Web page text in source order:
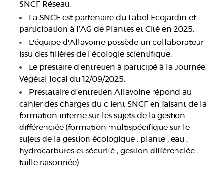
SNCF Réseau.
La SNCF est partenaire du Label Ecojardin et
participation à l’AG de Plantes et Cité en 2025.
L'équipe d'Allavoine possède un collaborateur
issu des filières de l'écologie scientifique.
Le prestaire d’entretien à participé à la Journée
Végétal local du 12/09/2025.
Prestataire d’entretien Allavoine répond au
cahier des charges du client SNCF en faisant de la
formation interne sur les sujets de la gestion
différenciée (formation multispécifique sur le
sujets de la gestion écologique : plante ; eau ;
hydrocarbures et sécurité ; gestion différenciée ;
taille raisonnée).